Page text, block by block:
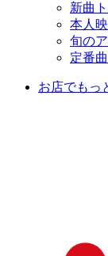
新曲
本人
旬の
定番
お店でもっ